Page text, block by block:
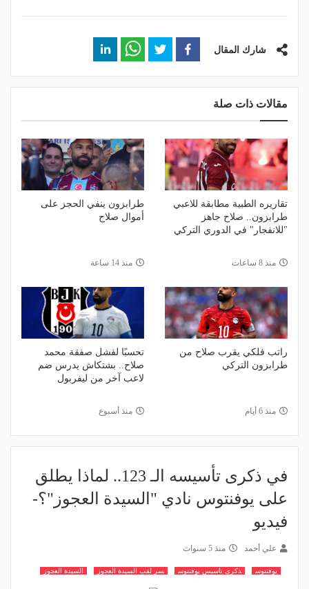
شارك المقال
مقالات ذات صلة
تقاريره الطبية مطابقة للاعبي
طرابزون.. صلاح جاهز
"للانفجار" في الدوري التركي
منذ 8 ساعات
طرابزون ينفي الحجز على
أموال صلاح
منذ 14 ساعة
راتب فلكي يقرب صلاح من
طرابزون التركي
منذ 6 أيام
تحسبًا لفشل صفقة محمد
صلاح.. بشتكاش يدرس ضم
لاعب آخر من ليفربول
منذ أسبوع
في ذكرى تأسيسه الـ 123.. لماذا يطلق
على يوفنتوس نادي "السيدة العجوز"؟-
فيديو
علي أحمد منذ 5 سنوات
يوفنتوس ذكرى تاسيس يوفنتوس سر لقب السيدة العجوز السيدة العجوز